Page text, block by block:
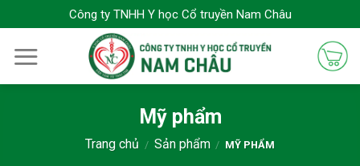
qua
nội
dung
Công ty TNHH Y học Cổ truyền Nam Châu
Mỹ phẩm
Trang chủ / Sản phẩm / MỸ PHẨM